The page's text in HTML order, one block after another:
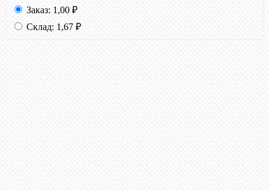
Заказ: 1,00 ₽
Склад: 1,67 ₽